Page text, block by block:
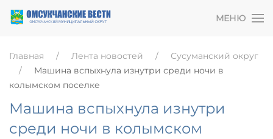
МЕНЮ
Главная Лента новостей
Сусуманский округ
Машина вспыхнула изнутри среди ночи в
колымском поселке
Машина вспыхнула изнутри
среди ночи в колымском